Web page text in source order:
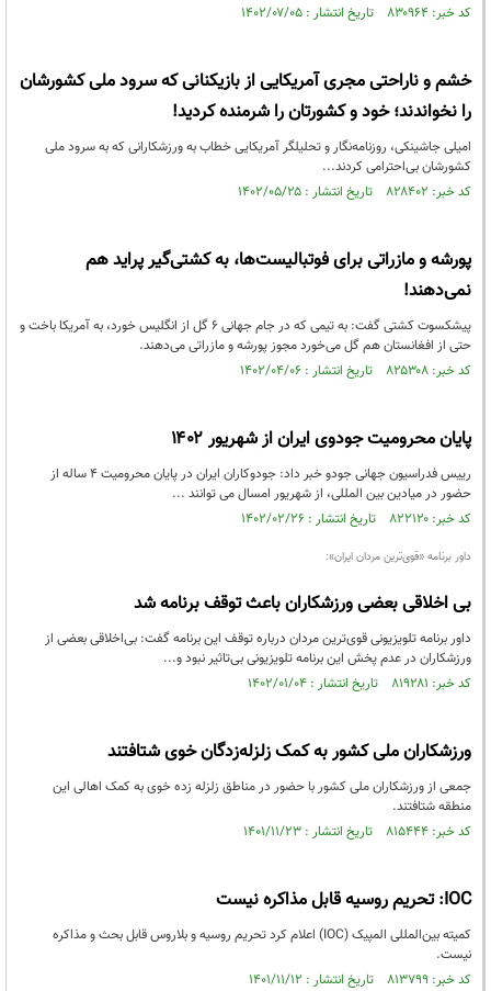
کد خبر: ۸۳۰۹۶۴ تاریخ انتشار : ۱۴۰۲/۰۷/۰۵
خشم و ناراحتی مجری آمریکایی از بازیکنانی که سرود ملی کشورشان
را نخواندند؛ خود و کشورتان را شرمنده کردید!
امیلی جاشینکی، روزنامه‌نگار و تحلیلگر آمریکایی خطاب به ورزشکارانی که به سرود ملی
کشورشان بی‌احترامی کردند...
کد خبر: ۸۲۸۴۰۲ تاریخ انتشار : ۱۴۰۲/۰۵/۲۵
پورشه و مازراتی برای فوتبالیست‌ها، به کشتی‌گیر پراید هم
نمی‌دهند!
پیشکسوت کشتی گفت: به تیمی که در جام جهانی ۶ گل از انگلیس خورد، به آمریکا باخت و
حتی از افغانستان هم گل می‌خورد مجوز پورشه و مازراتی می‌دهند.
کد خبر: ۸۲۵۳۰۸ تاریخ انتشار : ۱۴۰۲/۰۴/۰۶
پایان محرومیت جودوی ایران از شهریور ۱۴۰۲
رییس فدراسیون جهانی جودو خبر داد: جودوکاران ایران در پایان محرومیت ۴ ساله از
حضور در میادین بین المللی، از شهریور امسال می توانند ...
کد خبر: ۸۲۲۱۲۰ تاریخ انتشار : ۱۴۰۲/۰۲/۲۶
داور برنامه «قوی‌ترین مردان ایران»:
بی اخلاقی بعضی ورزشکاران باعث توقف برنامه شد
داور برنامه تلویزیونی قوی‌ترین مردان درباره توقف این برنامه گفت: بی‌اخلاقی بعضی از
ورزشکاران در عدم پخش این برنامه تلویزیونی بی‌تاثیر نبود و...
کد خبر: ۸۱۹۲۸۱ تاریخ انتشار : ۱۴۰۲/۰۱/۰۴
ورزشکاران ملی کشور به کمک زلزله‌زدگان خوی شتافتند
جمعی از ورزشکاران ملی کشور با حضور در مناطق زلزله زده خوی به کمک اهالی این
منطقه شتافتند.
کد خبر: ۸۱۵۴۴۴ تاریخ انتشار : ۱۴۰۱/۱۱/۲۳
IOC: تحریم روسیه قابل مذاکره نیست
کمیته بین‌المللی المپیک (IOC) اعلام کرد تحریم روسیه و بلاروس قابل بحث و مذاکره
نیست.
کد خبر: ۸۱۳۷۹۹ تاریخ انتشار : ۱۴۰۱/۱۱/۱۲